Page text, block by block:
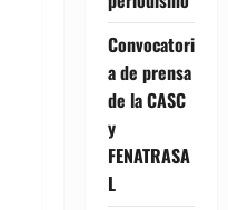
Convocatori
a de prensa
de la CASC
y
FENATRASA
L